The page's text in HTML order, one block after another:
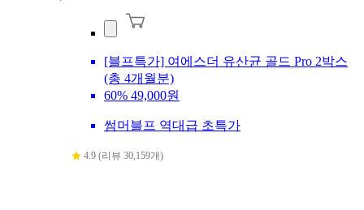
[블프특가] 여에스더 유산균 골드 Pro 2박스
(총 4개월분)
60% 49,000원
썸머블프 역대급 초특가
4.9 (리뷰 30,159개)